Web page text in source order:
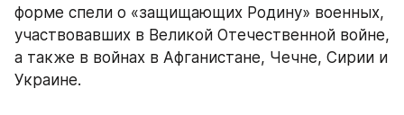
форме спели о «защищающих Родину» военных,
участвовавших в Великой Отечественной войне,
а также в войнах в Афганистане, Чечне, Сирии и
Украине.